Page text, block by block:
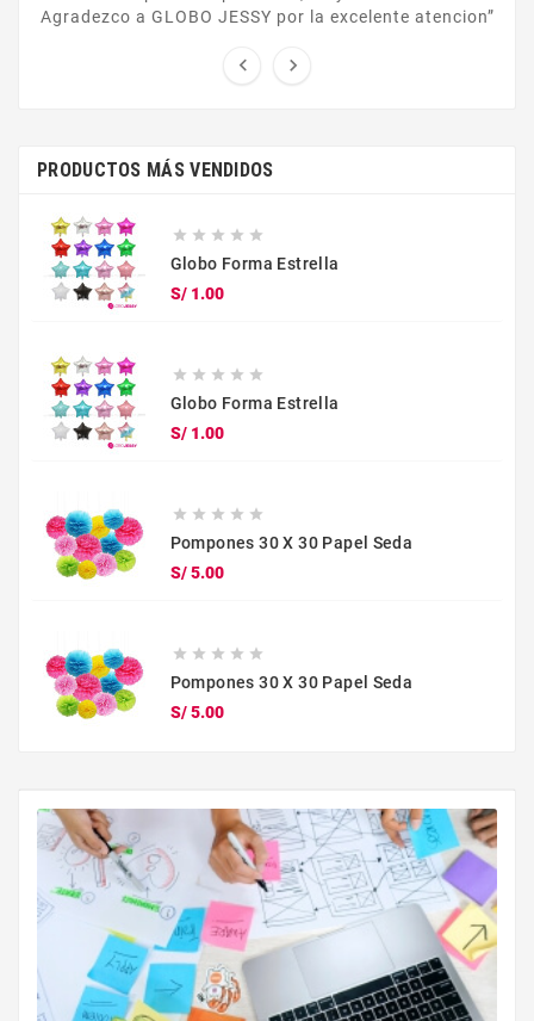
Agradezco a GLOBO JESSY por la excelente atencion”
 
PRODUCTOS MÁS VENDIDOS
    
Globo Forma Estrella
S/ 1.00Precio
    
Globo Forma Estrella
S/ 1.00Precio
    
Pompones 30 X 30 Papel Seda
S/ 5.00Precio
    
Pompones 30 X 30 Papel Seda
S/ 5.00Precio